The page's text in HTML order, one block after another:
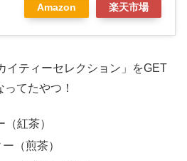
Amazon 楽天市場
イティーセレクション」をGET
てたやつ！
紅茶）
（煎茶）